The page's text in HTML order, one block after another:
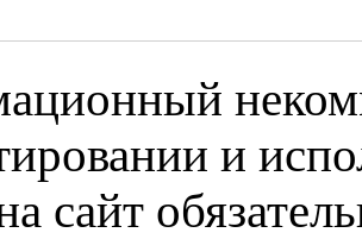
и
сайт